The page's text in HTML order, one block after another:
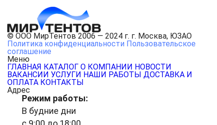
© ООО МирТентов 2006 — 2024 г. г. Москва, ЮЗАО
Политика конфиденциальности Пользовательское
соглашение
Меню
ГЛАВНАЯ КАТАЛОГ О КОМПАНИИ НОВОСТИ
ВАКАНСИИ УСЛУГИ НАШИ РАБОТЫ ДОСТАВКА И
ОПЛАТА КОНТАКТЫ
Адрес
Режим работы:
В будние дни